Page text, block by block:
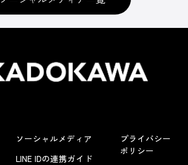
ソーシャルメディア
LINE IDの連携ガイド
プライバシー
ポリシー